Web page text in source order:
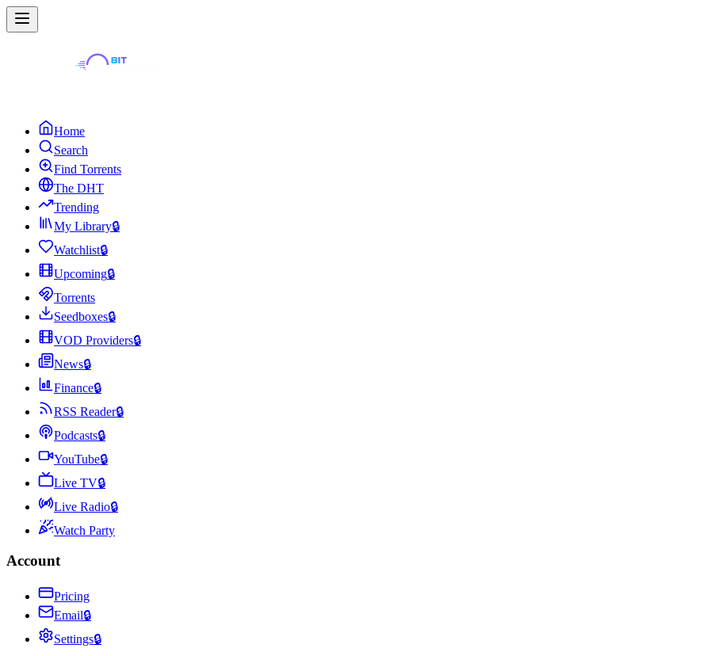
Home
Search
Find Torrents
The DHT
Trending
My Library🔒
Watchlist🔒
Upcoming🔒
Torrents
Seedboxes🔒
VOD Providers🔒
News🔒
Finance🔒
RSS Reader🔒
Podcasts🔒
YouTube🔒
Live TV🔒
Live Radio🔒
Watch Party
Account
Pricing
Email🔒
Settings🔒